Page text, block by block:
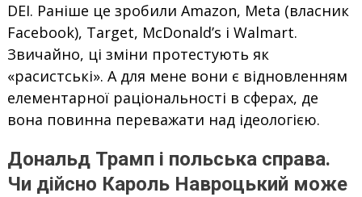
DEI. Раніше це зробили Amazon, Meta (власник
Facebook), Target, McDonald’s і Walmart.
Звичайно, ці зміни протестують як
«расистські». А для мене вони є відновленням
елементарної раціональності в сферах, де
вона повинна переважати над ідеологією.
Дональд Трамп і польська справа.
Чи дійсно Кароль Навроцький може